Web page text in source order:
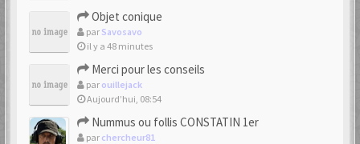
Objet conique
par Savosavo
il y a 48 minutes
Merci pour les conseils
par ouillejack
Aujourd’hui, 08:54
Nummus ou follis CONSTATIN 1er
par chercheur81